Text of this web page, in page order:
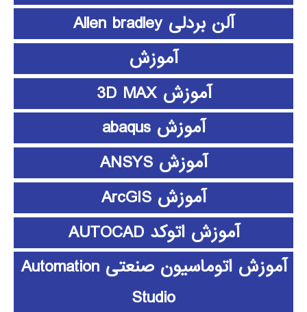
آلن بردلی Allen bradley
آموزش
آموزش 3D MAX
آموزش abaqus
آموزش ANSYS
آموزش ArcGIS
آموزش اتوکد AUTOCAD
آموزش اتوماسیون صنعتی Automation
Studio